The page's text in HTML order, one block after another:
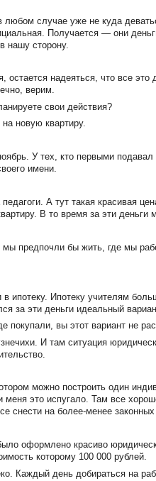
случае уже не куда
Получается — они
нашу сторону.
надеяться, что все это
верим.
свои действия?
новую квартиру.
У тех, кто первыми подавал
имени.
А тут такая красивая
В то время за эти деньги
предпочли бы жить, где мы
ипотеку. Ипотеку учителям
за эти деньги идеальный
покупали, вы этот вариант не
И там ситуация
можно построить один
меня это испугало. Там все
снести на более-менее законных
оформлено красиво
которому 100 000 рублей.
Каждый день добираться на